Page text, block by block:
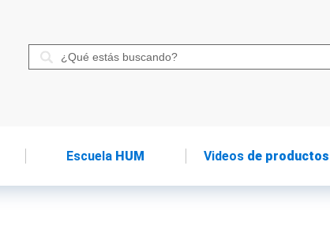
Escuela HUM Videosde productos